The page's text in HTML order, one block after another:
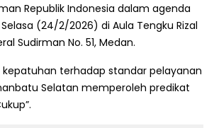
Republik Indonesia dalam agenda
(24/2/2026) di Aula Tengku Rizal
Sudirman No. 51, Medan.
kepatuhan terhadap standar pelayanan
Selatan memperoleh predikat